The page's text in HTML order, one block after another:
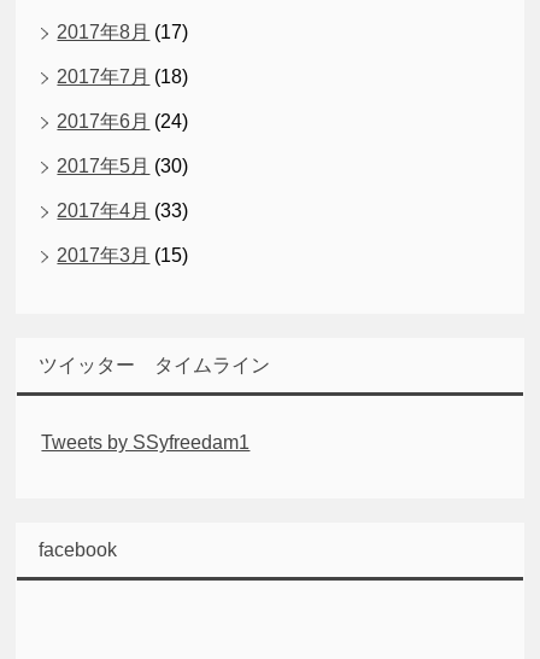
2017年8月 (17)
2017年7月 (18)
2017年6月 (24)
2017年5月 (30)
2017年4月 (33)
2017年3月 (15)
ツイッター タイムライン
Tweets by SSyfreedam1
facebook